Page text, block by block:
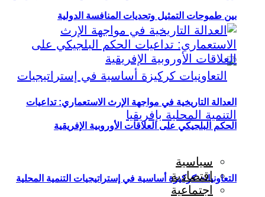
بين طموحات التمثيل وتحديات المنافسة الدولية
التعاونيات كركيزة أساسية في إستراتيجيات التنمية المحلية
العدالة التاريخية في مواجهة الإرث الاستعماري: تداعيات
الحكم البلجيكي على العلاقات الأوروبية الإفريقية
سياسية
اقتصادية
اجتماعية